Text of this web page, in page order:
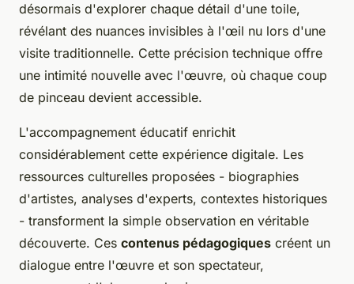
désormais d'explorer chaque détail d'une toile,
révélant des nuances invisibles à l'œil nu lors d'une
visite traditionnelle. Cette précision technique offre
une intimité nouvelle avec l'œuvre, où chaque coup
de pinceau devient accessible.
L'accompagnement éducatif enrichit
considérablement cette expérience digitale. Les
ressources culturelles proposées - biographies
d'artistes, analyses d'experts, contextes historiques
- transforment la simple observation en véritable
découverte. Ces contenus pédagogiques créent un
dialogue entre l'œuvre et son spectateur,